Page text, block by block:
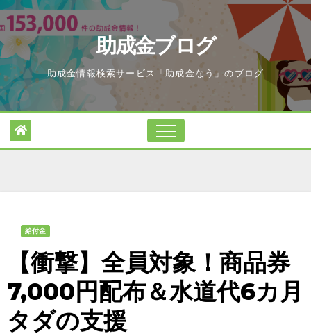
Skip
to
content
助成金ブログ
助成金情報検索サービス「助成金なう」のブログ
給付金
【衝撃】全員対象！商品券
7,000円配布＆水道代6カ月
タダの支援